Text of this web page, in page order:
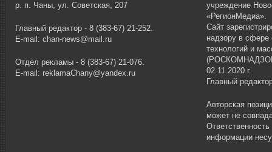
р. п. Чаны, ул. Советская, 207
Главный редактор - 8 (383-67) 21-252.
E-mail: chan-news@mail.ru
Отдел рекламы - 8 (383-67) 21-076.
E-mail: reklamaChany@yandex.ru
учреждение
«РегионМедиа».
Сайт
надзору в
технологий и
02.11.2020 г.
Главный
Авторская
может не
информации